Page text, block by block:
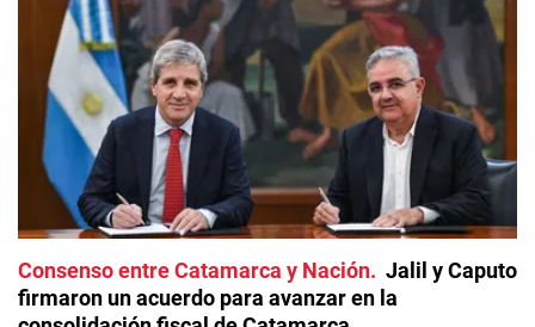
Consenso entre Catamarca y Nación
Jalil y Caputo
firmaron un acuerdo para avanzar en la